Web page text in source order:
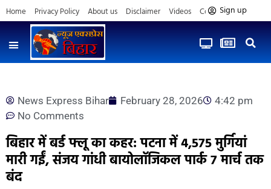
Home Privacy Policy About us Disclaimer Videos Contact us
Sign up
News Express Bihar February 28, 2026
4:42 pm
No Comments
बिहार में बर्ड फ्लू का कहर: पटना में 4,575 मुर्गियां
मारी गईं, संजय गांधी बायोलॉजिकल पार्क 7 मार्च तक
बंद